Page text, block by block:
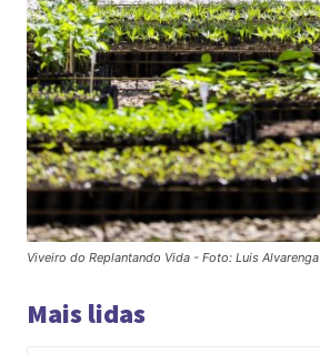
Viveiro do Replantando Vida - Foto: Luis Alvarenga
Mais lidas